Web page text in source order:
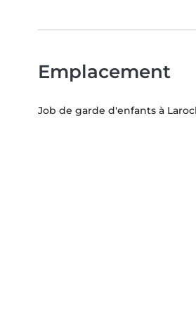
Emplacement
Job de garde d'enfants à